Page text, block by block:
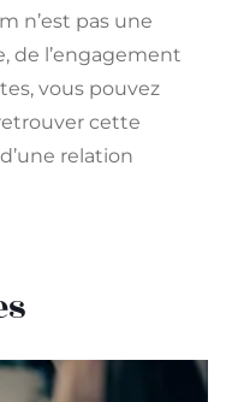
n’est pas une
de l’engagement
vous pouvez
cette
relation